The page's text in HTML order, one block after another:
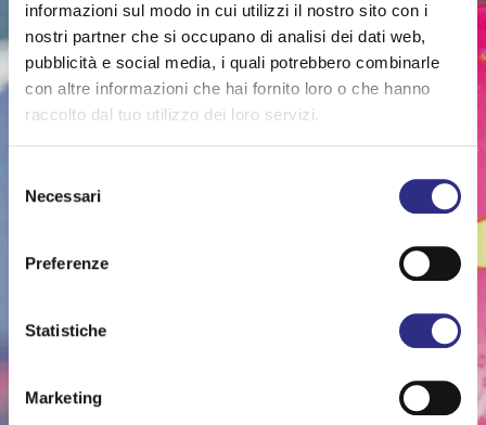
informazioni sul modo in cui utilizzi il nostro sito con i
nostri partner che si occupano di analisi dei dati web,
pubblicità e social media, i quali potrebbero combinarle
con altre informazioni che hai fornito loro o che hanno
raccolto dal tuo utilizzo dei loro servizi.
delNecessari
Preferenze
Statistiche
Marketing